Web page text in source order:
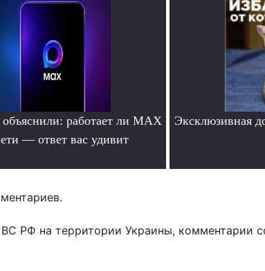
работает ли MAX
— ответ вас удивит
Эксклюзивная
РФ на территории Украины, комментарии